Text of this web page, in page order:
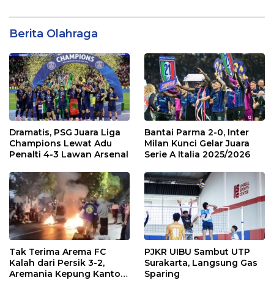
Berita Olahraga
Dramatis, PSG Juara Liga
Champions Lewat Adu
Penalti 4-3 Lawan Arsenal
Bantai Parma 2-0, Inter
Milan Kunci Gelar Juara
Serie A Italia 2025/2026
Tak Terima Arema FC
Kalah dari Persik 3-2,
Aremania Kepung Kantor
PJKR UIBU Sambut UTP
Surakarta, Langsung Gas
Sparing